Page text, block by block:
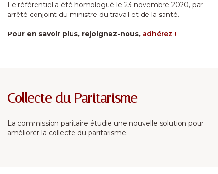
Le référentiel a été homologué le 23 novembre 2020, par
arrêté conjoint du ministre du travail et de la santé.
Pour en savoir plus, rejoignez-nous, adhérez !
Collecte du Paritarisme
La commission paritaire étudie une nouvelle solution pour
améliorer la collecte du paritarisme.